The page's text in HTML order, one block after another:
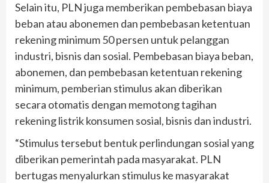
Selain itu, PLN juga memberikan pembebasan biaya
beban atau abonemen dan pembebasan ketentuan
rekening minimum 50 persen untuk pelanggan
industri, bisnis dan sosial. Pembebasan biaya beban,
abonemen, dan pembebasan ketentuan rekening
minimum, pemberian stimulus akan diberikan
secara otomatis dengan memotong tagihan
rekening listrik konsumen sosial, bisnis dan industri.
“Stimulus tersebut bentuk perlindungan sosial yang
diberikan pemerintah pada masyarakat. PLN
bertugas menyalurkan stimulus ke masyarakat